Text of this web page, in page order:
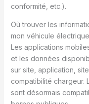
conformité, etc.).
Où trouver les
mon véhicule électrique
Les applications
et les données
sur site, application,
compatibilité chargeur.
sont désormais